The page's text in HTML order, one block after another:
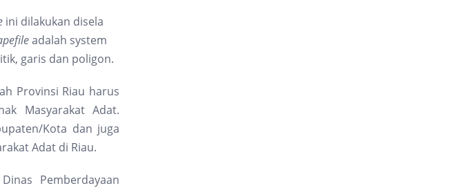
ini dilakukan disela
adalah system
garis dan poligon.
Provinsi Riau harus
Masyarakat Adat.
Kota dan juga
Adat di Riau.
Pemberdayaan